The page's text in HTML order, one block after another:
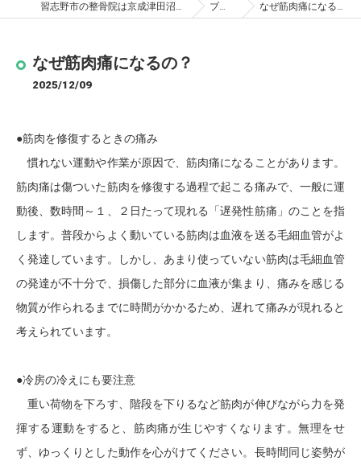
習志野市の整骨院は京成津田沼整骨院 ブログ なぜ筋肉痛になるの？
なぜ筋肉痛になるの？
2025/12/09
●筋肉を修復するときの痛み
慣れない運動や作業が原因で、筋肉痛になることがあります。
筋肉痛は傷ついた筋肉を修復する過程で起こる痛みで、一般に運
動後、数時間～１、２日たって現れる「遅発性筋痛」のことを指
します。普段からよく動いている筋肉は血液を送る毛細血管がよ
く発達しています。しかし、あまり使っていない筋肉は毛細血管
の発達が不十分で、損傷した部分に血液が集まり、痛みを感じる
物質が作られるまでに時間がかかるため、遅れて痛みが現れると
考えられています。
●冷房の冷えにも要注意
重い荷物を下ろす、階段を下りるなど筋肉が伸びながら力を発
揮する運動をすると、筋肉痛が生じやすくなります。無理をせ
ず、ゆっくりとした動作を心がけてください。長時間同じ姿勢が